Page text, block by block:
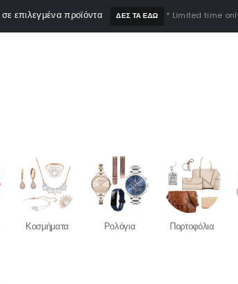
σε επιλεγμένα προϊόντα ΔΕΣ ΤΑ ΕΔΩ * Limited time
Κοσμήματα Ρολόγια Πορτοφόλια